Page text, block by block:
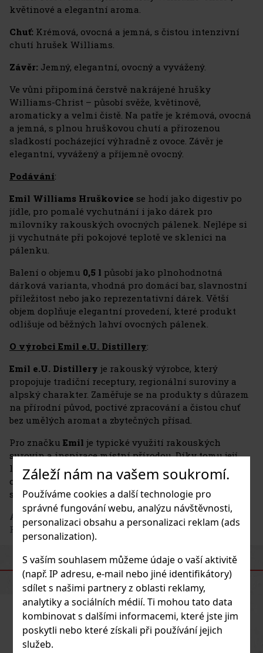
Záleží nám na vašem soukromí.
Používáme cookies a další technologie pro
správné fungování webu, analýzu návštěvnosti,
personalizaci obsahu a personalizaci reklam (ads
personalization).
S vaším souhlasem můžeme údaje o vaší aktivitě
(např. IP adresu, e-mail nebo jiné identifikátory)
sdílet s našimi partnery z oblasti reklamy,
analytiky a sociálních médií. Ti mohou tato data
kombinovat s dalšími informacemi, které jste jim
poskytli nebo které získali při používání jejich
služeb.
květinové a elegantní aroma.
Chuť: Krémová, ovocná a jemná, s čistou intenzivní
chutí hrušek Williams.
Závěr: Jemný, elegantní, ovocný a vyvážený.
Ve vůni připomíná čerstvě nakrájené hrušky
Williams-Christ – působí svěže, květinově,
aromaticky a velmi čistě. Na patře je krémová, ovocná
a jemná, s plnou hruškovou chutí a přirozenou
sladkostí pocházející výhradně z ovoce. Závěr je
elegantní, vyvážený a příjemně ovocný.
Podávání:
Emil Williams Hruškovice se hodí jako digestiv po
jídle, pro pomalé vychutnání i jako dárek pro
milovníky rakouských ovocných pálenek. Nejlépe si
ji vychutnáte při pokojové teplotě ve sklenici na
pálenku.
Balení o objemu 0,5 l působí jako plnohodnotná
dárková varianta, vhodná pro domácí bar, slavnostní
příležitost nebo jako reprezentativní dárek. Větší
objem doplňuje elegantní provedení, které produkt
odlišuje od běžných lahví ovocných pálenek.
O výrobci Emil e.U. Distillery:
Emil e.U. Distillery je rakouský výrobce, který
propojuje tradiční receptury, regionální suroviny a
alpský charakter. Zaměřuje se na produkty s důrazem
na přírodní původ, poctivé zpracování a čistou chuť
bez umělých aromat a zbytečných přísad.
Pro značku Emil je typické využití rakouských
surovin a inspirace místní přírodou. Díky tomu její
likéry a destiláty nesou výrazný regionální rukopis a
oslovují zákazníky, kteří hledají autentické alpské
speciality s originálním vzhledem i chutí.
Adresa výrobce
: Emil e.U. distillery, Auleiten 20, 4910
Ried im Innkreis, AT
PODOBNÉ PRODUKTY